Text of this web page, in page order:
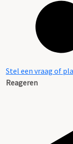
Stel een vraag of
Reageren